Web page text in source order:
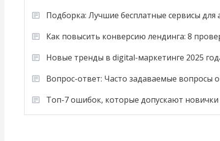
Подборка: Лучшие бесплатные сервисы
Как повысить конверсию лендинга: 8
Новые тренды в digital-маркетинге 2025
Вопрос-ответ: Часто задаваемые вопросы
Топ-7 ошибок, которые допускают